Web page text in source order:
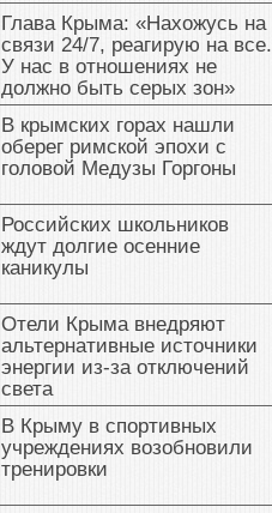
Глава Крыма: «Нахожусь на
связи 24/7, реагирую на все.
У нас в отношениях не
должно быть серых зон»
В крымских горах нашли
оберег римской эпохи с
головой Медузы Горгоны
Российских школьников
ждут долгие осенние
каникулы
Отели Крыма внедряют
альтернативные источники
энергии из-за отключений
света
В Крыму в спортивных
учреждениях возобновили
тренировки